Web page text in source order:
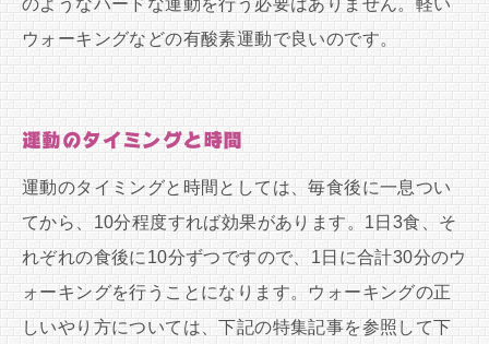
のようなハードな運動を行う必要はありません。軽い
ウォーキングなどの有酸素運動で良いのです。
運動のタイミングと時間
運動のタイミングと時間としては、毎食後に一息つい
てから、10分程度すれば効果があります。1日3食、そ
れぞれの食後に10分ずつですので、1日に合計30分のウ
ォーキングを行うことになります。ウォーキングの正
しいやり方については、下記の特集記事を参照して下